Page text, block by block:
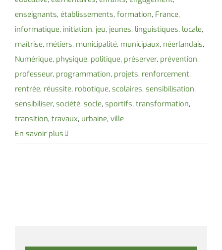
enseignants, établissements, formation, France,
informatique, initiation, jeu, jeunes, linguistiques, locale,
maîtrise, métiers, municipalité, municipaux, néerlandais,
Numérique, physique, politique, préserver, prévention,
professeur, programmation, projets, renforcement,
rentrée, réussite, robotique, scolaires, sensibilisation,
sensibiliser, société, socle, sportifs, transformation,
transition, travaux, urbaine, ville
En savoir plus